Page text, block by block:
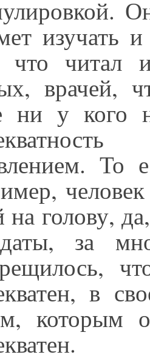
изучать
что читал
врачей,
ни у кого
То
на голову,
за
в
которым